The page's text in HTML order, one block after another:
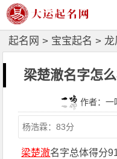
起名网 > 宝宝起名 > 龙
梁楚澈名字怎
作者：一
梁楚澈名字总体得分